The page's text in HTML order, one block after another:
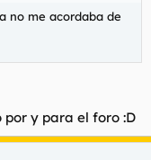
no me acordaba de
y para el foro :D